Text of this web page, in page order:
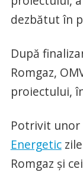
dezbătut în
După
Romgaz,
proiectului,
Potrivit unor
Energetic
Romgaz și